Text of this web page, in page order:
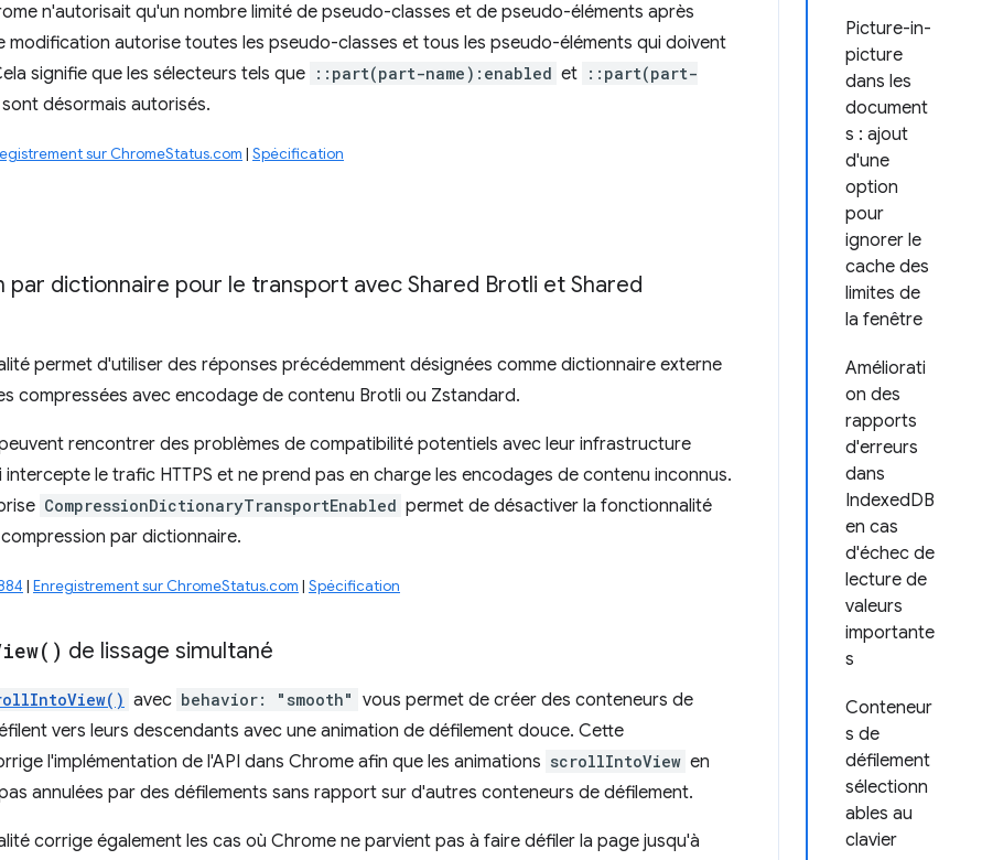
Picture-in-
picture
dans les
document
s : ajout
d'une
option
pour
ignorer le
cache des
limites de
la fenêtre
Améliorati
on des
rapports
d'erreurs
dans
IndexedDB
en cas
d'échec de
lecture de
valeurs
importante
s
Conteneur
s de
défilement
sélectionn
ables au
clavier
n'autorisait qu'un nombre limité de pseudo-classes et de pseudo-éléments après
modification autorise toutes les pseudo-classes et tous les pseudo-éléments qui doivent
signifie que les sélecteurs tels que ::part(part-name):enabled et ::part(part-
sont désormais autorisés.
sur ChromeStatus.com | Spécification
par dictionnaire pour le transport avec Shared Brotli et Shared
permet d'utiliser des réponses précédemment désignées comme dictionnaire externe
compressées avec encodage de contenu Brotli ou Zstandard.
rencontrer des problèmes de compatibilité potentiels avec leur infrastructure
intercepte le trafic HTTPS et ne prend pas en charge les encodages de contenu inconnus.
CompressionDictionaryTransportEnabled permet de désactiver la fonctionnalité
par dictionnaire.
| Enregistrement sur ChromeStatus.com | Spécification
) de lissage simultané
avec behavior: "smooth" vous permet de créer des conteneurs de
vers leurs descendants avec une animation de défilement douce. Cette
l'implémentation de l'API dans Chrome afin que les animations scrollIntoView en
annulées par des défilements sans rapport sur d'autres conteneurs de défilement.
corrige également les cas où Chrome ne parvient pas à faire défiler la page jusqu'à